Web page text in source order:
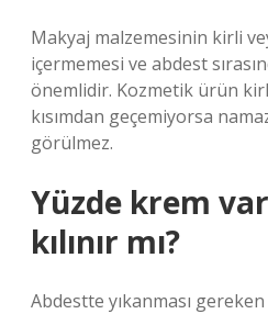
Makyaj malzemesinin kirli
içermemesi ve abdest
önemlidir. Kozmetik ürün
kısımdan geçemiyorsa
görülmez.
Yüzde krem
kılınır mı?
Abdestte yıkanması